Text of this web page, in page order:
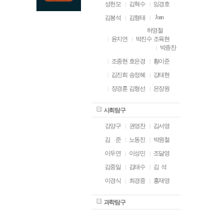
성헌모 김혁수
임경호
김봉석
김형태
Joan
허영철
윤지연
박진수 조육현
박종찬
조종현 호은경
황이준
김진희 송정혜
강태현
장경훈 김형선 은장원
사회탐구
강양구 권영찬
김서영
김
준 노동진
박원철
이두연
이성민
조달영
김중일
김태수
김 석
이경식
최경중 홍재영
과학탐구